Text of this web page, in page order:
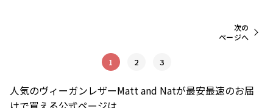
1 2 3
次の
ページへ
人気のヴィーガンレザーMatt and Natが最安最速のお届